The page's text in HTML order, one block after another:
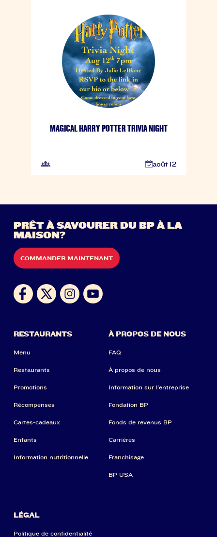
MAGICAL HARRY POTTER TRIVIA NIGHT
août 12
PRÊT À SAVOURER DU BP À LA
MAISON?
COMMANDER MAINTENANT
RESTAURANTS
Menu
Restaurants
Promotions
Récompenses
Cartes-cadeaux
Enfants
Information nutritionnelle
À PROPOS DE NOUS
FAQ
À propos de nous
Information sur l'entreprise
Fondation BP
Fonds de revenus BP
Carrières
Franchisage
BP USA
LÉGAL
Politique de confidentialité